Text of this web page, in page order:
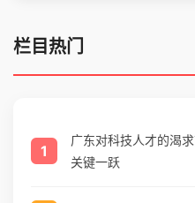
栏目热门
1
广东对科技人才的渴
关键一跃